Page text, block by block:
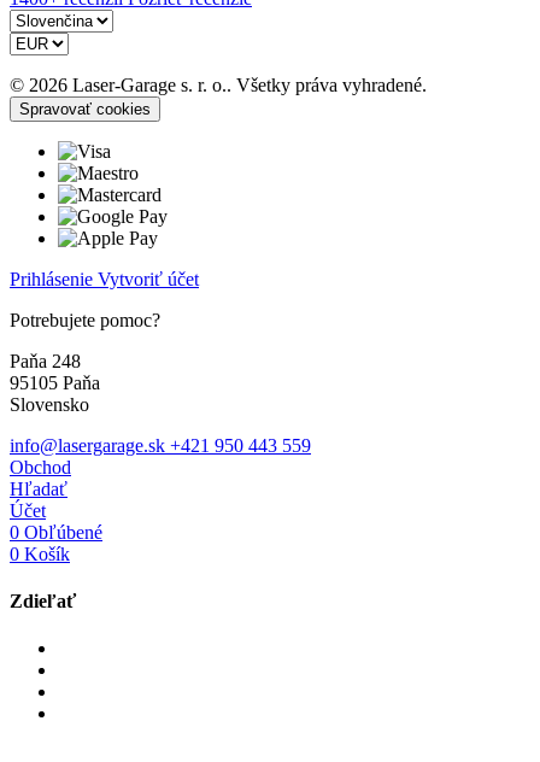
© 2026 Laser-Garage s. r. o.. Všetky práva vyhradené.
Spravovať cookies
Prihlásenie Vytvoriť účet
Potrebujete pomoc?
Paňa 248
95105 Paňa
Slovensko
info@lasergarage.sk +421 950 443 559
Obchod
Hľadať
Účet
0 Obľúbené
0 Košík
Zdieľať